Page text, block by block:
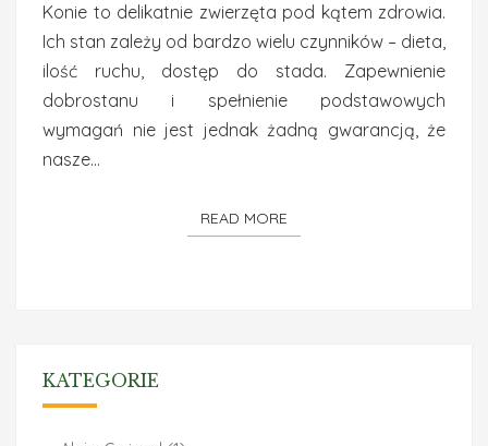
Konie to delikatnie zwierzęta pod kątem zdrowia.
Ich stan zależy od bardzo wielu czynników – dieta,
ilość ruchu, dostęp do stada. Zapewnienie
dobrostanu i spełnienie podstawowych
wymagań nie jest jednak żadną gwarancją, że
nasze…
READ MORE
KATEGORIE